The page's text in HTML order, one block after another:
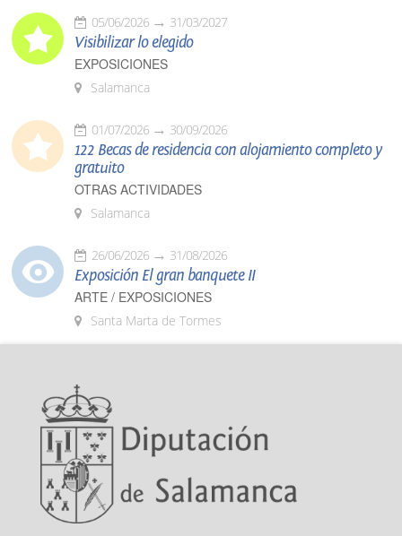
05/06/2026 31/03/2027
Visibilizar lo elegido
EXPOSICIONES
Salamanca
01/07/2026 30/09/2026
122 Becas de residencia con alojamiento completo y
gratuito
OTRAS ACTIVIDADES
Salamanca
26/06/2026 31/08/2026
Exposición El gran banquete II
ARTE / EXPOSICIONES
Santa Marta de Tormes